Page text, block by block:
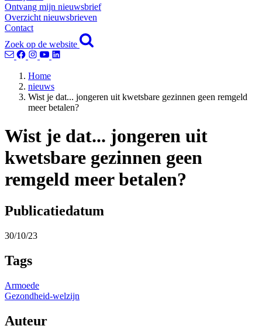
Ontvang mijn nieuwsbrief
Overzicht nieuwsbrieven
Contact
Zoek op de website
Home
nieuws
Wist je dat... jongeren uit kwetsbare gezinnen geen remgeld
meer betalen?
Wist je dat... jongeren uit
kwetsbare gezinnen geen
remgeld meer betalen?
Publicatiedatum
30/10/23
Tags
Armoede
Gezondheid-welzijn
Auteur